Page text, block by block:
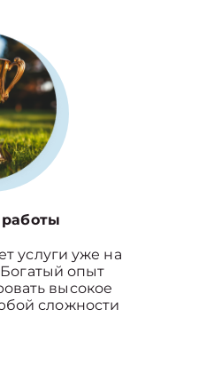
услуги уже на
опыт
высокое
сложности